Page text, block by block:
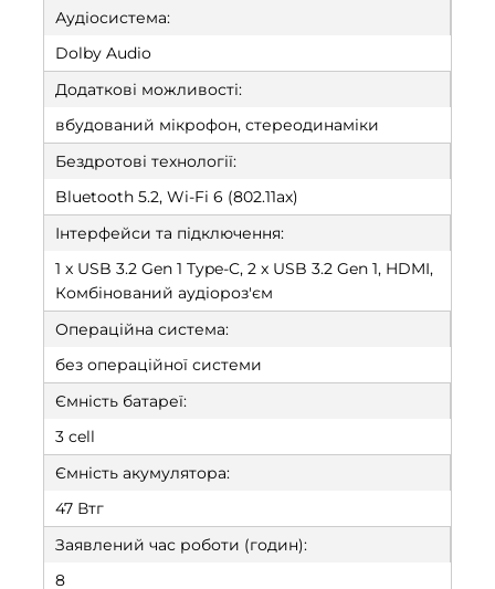
Аудіосистема:
Dolby Audio
Додаткові можливості:
вбудований мікрофон, стереодинаміки
Бездротові технології:
Bluetooth 5.2, Wi-Fi 6 (802.11aх)
Інтерфейси та підключення:
1 x USB 3.2 Gen 1 Type-C, 2 x USB 3.2 Gen 1, HDMI,
Комбінований аудіороз'єм
Операційна система:
без операційної системи
Ємність батареї:
3 cell
Ємність акумулятора:
47 Втг
Заявлений час роботи (годин):
8